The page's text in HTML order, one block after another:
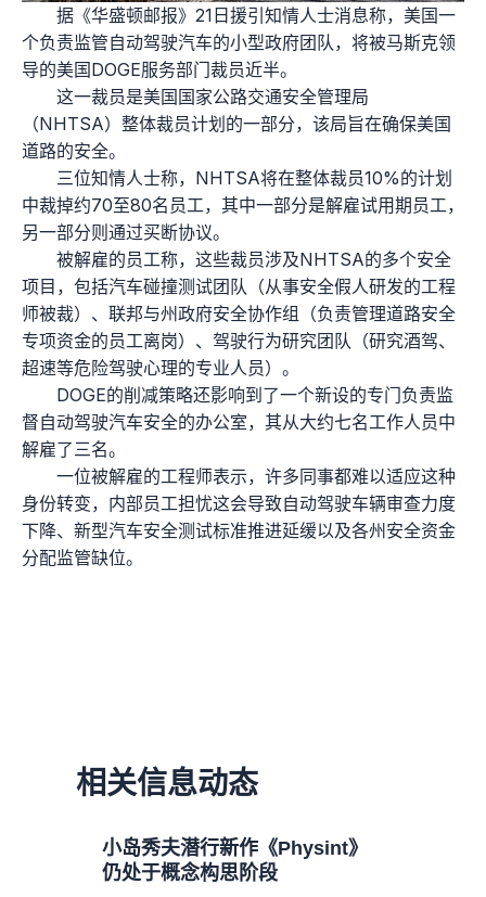
据《华盛顿邮报》21日援引知情人士消息称，美国一
个负责监管自动驾驶汽车的小型政府团队，将被马斯克领
导的美国DOGE服务部门裁员近半。
这一裁员是美国国家公路交通安全管理局
（NHTSA）整体裁员计划的一部分，该局旨在确保美国
道路的安全。
三位知情人士称，NHTSA将在整体裁员10%的计划
中裁掉约70至80名员工，其中一部分是解雇试用期员工，
另一部分则通过买断协议。
被解雇的员工称，这些裁员涉及NHTSA的多个安全
项目，包括汽车碰撞测试团队（从事安全假人研发的工程
师被裁）、联邦与州政府安全协作组（负责管理道路安全
专项资金的员工离岗）、驾驶行为研究团队（研究酒驾、
超速等危险驾驶心理的专业人员）。
DOGE的削减策略还影响到了一个新设的专门负责监
督自动驾驶汽车安全的办公室，其从大约七名工作人员中
解雇了三名。
一位被解雇的工程师表示，许多同事都难以适应这种
身份转变，内部员工担忧这会导致自动驾驶车辆审查力度
下降、新型汽车安全测试标准推进延缓以及各州安全资金
分配监管缺位。
相关信息动态
小岛秀夫潜行新作《Physint》
仍处于概念构思阶段